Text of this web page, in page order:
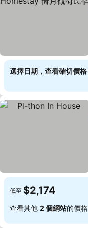
選擇日期，查看確切價格
低至 $2,174
查看其他 2 個網站的價格